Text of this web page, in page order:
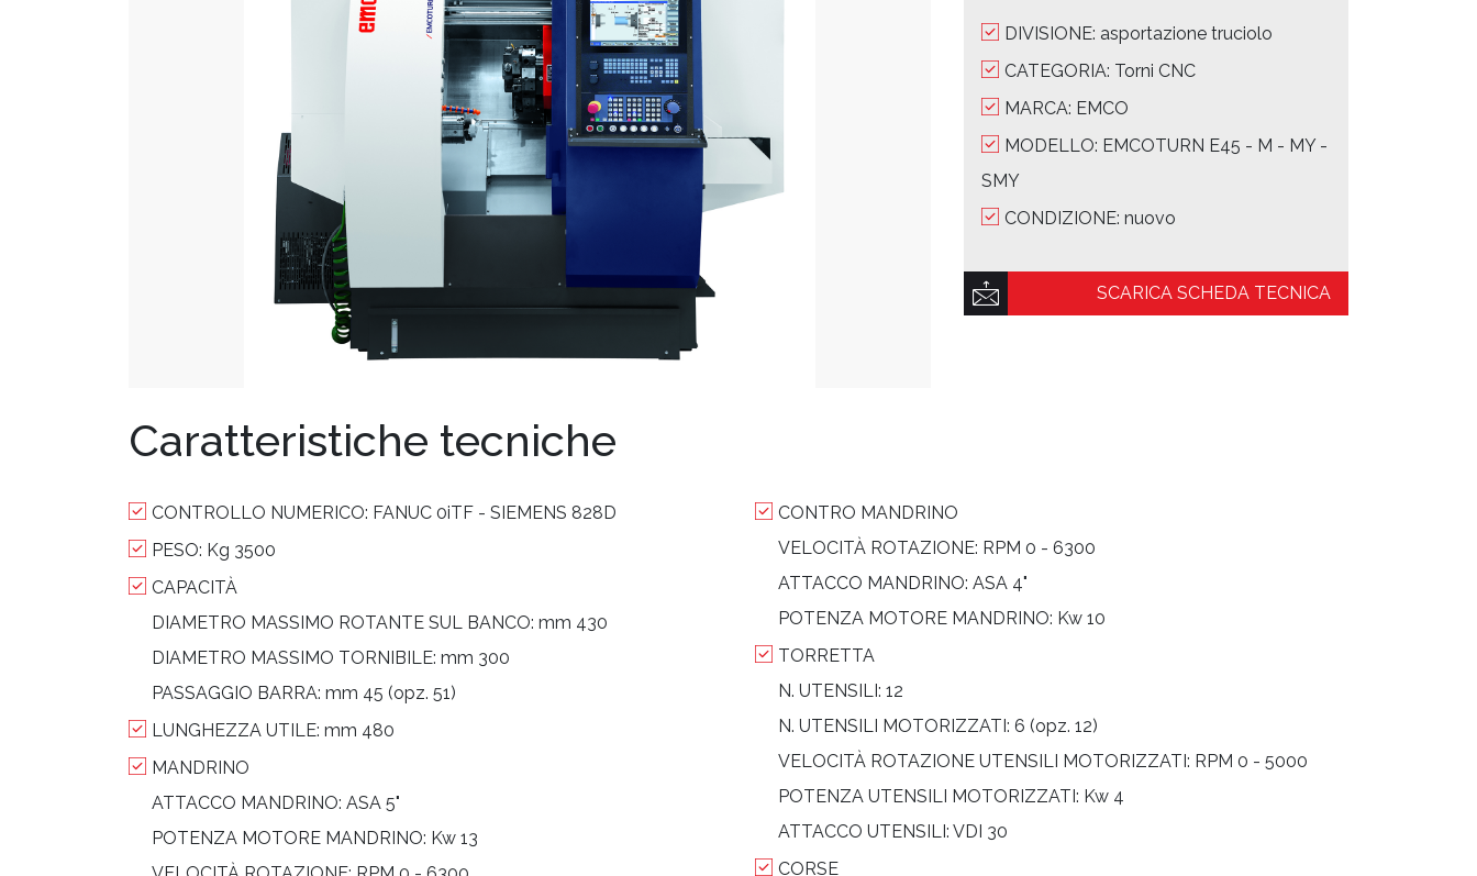
DIVISIONE: asportazione truciolo
CATEGORIA: Torni CNC
MARCA: EMCO
MODELLO: EMCOTURN E45 - M - MY -
SMY
CONDIZIONE: nuovo
SCARICA SCHEDA TECNICA
Caratteristiche tecniche
CONTROLLO NUMERICO: FANUC 0iTF - SIEMENS 828D
PESO: Kg 3500
CAPACITÀ
DIAMETRO MASSIMO ROTANTE SUL BANCO: mm 430
DIAMETRO MASSIMO TORNIBILE: mm 300
PASSAGGIO BARRA: mm 45 (opz. 51)
LUNGHEZZA UTILE: mm 480
MANDRINO
ATTACCO MANDRINO: ASA 5"
POTENZA MOTORE MANDRINO: Kw 13
CONTRO MANDRINO
VELOCITÀ ROTAZIONE: RPM 0 - 6300
ATTACCO MANDRINO: ASA 4"
POTENZA MOTORE MANDRINO: Kw 10
TORRETTA
N. UTENSILI: 12
N. UTENSILI MOTORIZZATI: 6 (opz. 12)
VELOCITÀ ROTAZIONE UTENSILI MOTORIZZATI: RPM 0 - 5000
POTENZA UTENSILI MOTORIZZATI: Kw 4
ATTACCO UTENSILI: VDI 30
CORSE